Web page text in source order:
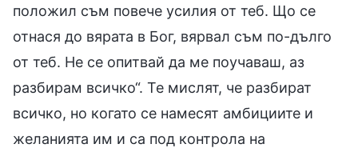
положил съм повече усилия от теб. Що се
отнася до вярата в Бог, вярвал съм по-дълго
от теб. Не се опитвай да ме поучаваш, аз
разбирам всичко“. Те мислят, че разбират
всичко, но когато се намесят амбициите и
желанията им и са под контрола на